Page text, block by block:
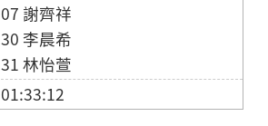
07 謝齊祥
30 李晨希
31 林怡萱
01:33:12